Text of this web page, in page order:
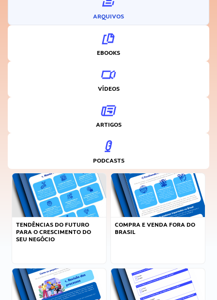
ARQUIVOS
EBOOKS
VÍDEOS
ARTIGOS
PODCASTS
TENDÊNCIAS DO FUTURO
PARA O CRESCIMENTO DO
SEU NEGÓCIO
COMPRA E VENDA FORA DO
BRASIL